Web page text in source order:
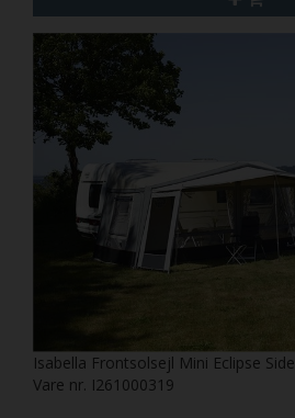
Isabella Frontsolsejl Mini Eclipse Side
Vare nr. I261000319